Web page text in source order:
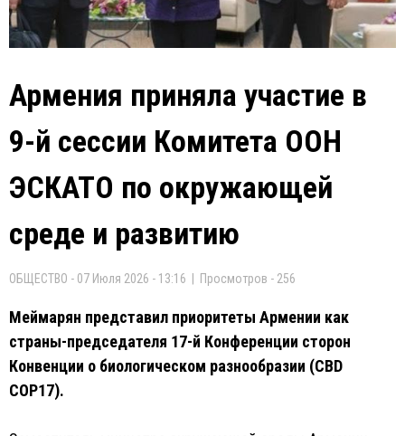
Армения приняла участие в
9-й сессии Комитета ООН
ЭСКАТО по окружающей
среде и развитию
ОБЩЕСТВО - 07 Июля 2026 - 13:16 | Просмотров - 256
Меймарян представил приоритеты Армении как
страны-председателя 17-й Конференции сторон
Конвенции о биологическом разнообразии (CBD
COP17).